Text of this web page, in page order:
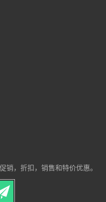
销，折扣，销售和特价优惠。